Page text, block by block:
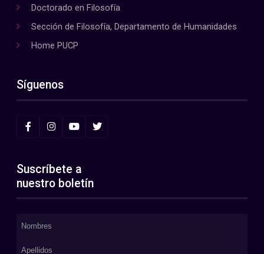
Doctorado en Filosofía
Sección de Filosofía, Departamento de Humanidades
Home PUCP
Síguenos
Suscríbete a
nuestro boletín